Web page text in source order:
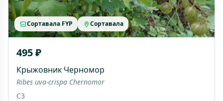
Сортавала FYP Сортавала
495 ₽
Крыжовник Черномор
Ribes uva-crispa Chernomor
C3